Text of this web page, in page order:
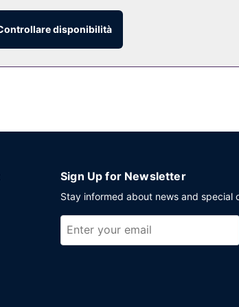
disponibile in loco.
disponibilità
Sign Up for Newsletter
Stay informed about news and special